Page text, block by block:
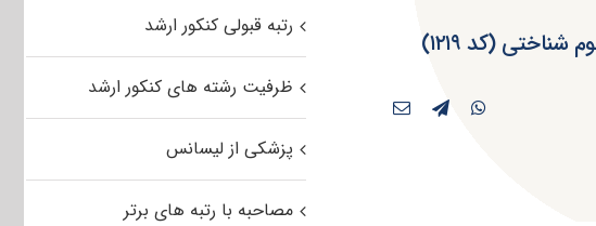
رتبه قبولی کنکور ارشد
ظرفیت رشته های کنکور ارشد
پزشکی از لیسانس
مصاحبه با رتبه های برتر